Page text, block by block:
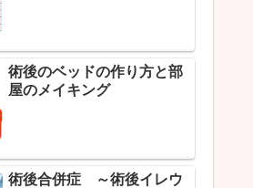
術後のベッドの作り方と部
屋のメイキング
術後合併症 ～術後イレウ